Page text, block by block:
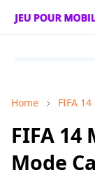
Home FIFA
FIFA 14
Mode